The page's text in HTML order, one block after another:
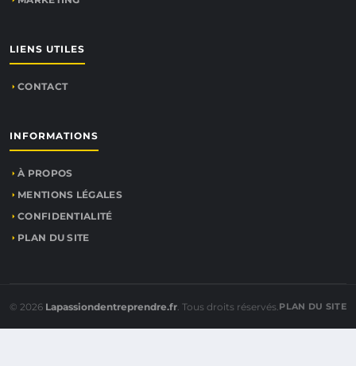
LIENS UTILES
CONTACT
INFORMATIONS
À PROPOS
MENTIONS LÉGALES
CONFIDENTIALITÉ
PLAN DU SITE
© 2026 Lapassiondentreprendre.fr. Tous droits réservés.PLAN DU SITE